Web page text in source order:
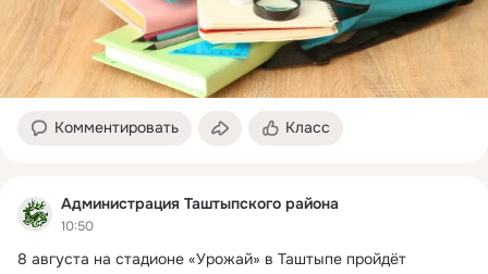
Комментировать Класс
Администрация Таштыпского района
10:50
8 августа на стадионе «Урожай» в Таштыпе пройдёт